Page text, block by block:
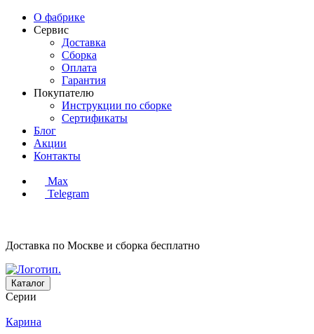
О фабрике
Сервис
Доставка
Сборка
Оплата
Гарантия
Покупателю
Инструкции по сборке
Сертификаты
Блог
Акции
Контакты
Max
Telegram
Доставка по Москве и сборка бесплатно
Каталог
Серии
Карина